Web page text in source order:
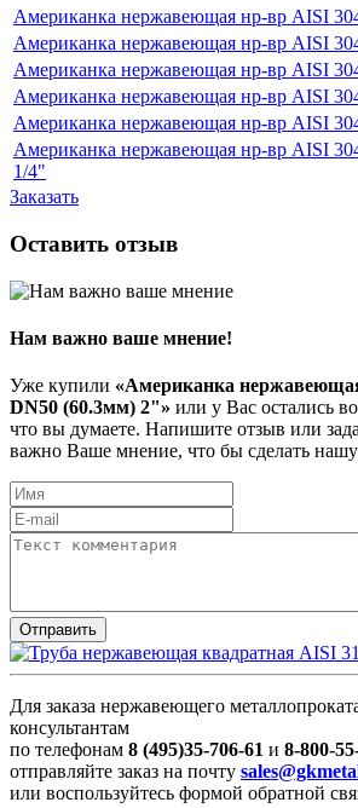
Американка нержавеющая нр-вр AISI
Американка нержавеющая нр-вр AISI
Американка нержавеющая нр-вр AISI
Американка нержавеющая нр-вр AISI
Американка нержавеющая нр-вр AISI
Американка нержавеющая нр-вр AISI
1/4"
Заказать
Оставить отзыв
Нам важно ваше мнение!
Уже купили «Американка
DN50 (60.3мм) 2"» или у Вас остались
что вы думаете. Напишите отзыв или
важно Ваше мнение, что бы сделать
Для заказа нержавеющего
консультантам
по телефонам 8 (495)35-706-61 и 8-800-
отправляйте заказ на почту
или воспользуйтесь формой обратной